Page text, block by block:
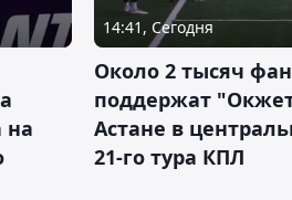
на
14:41, Сегодня
Около 2 тысяч
поддержат
Астане в
21-го тура КПЛ